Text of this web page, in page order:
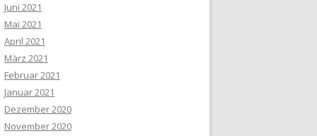
Juni 2021
Mai 2021
April 2021
März 2021
Februar 2021
Januar 2021
Dezember 2020
November 2020